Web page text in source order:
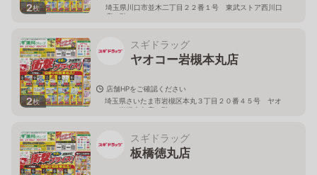
2枚
埼玉県川口市並木二丁目２２番１号 東武ストア西川口
店２階
2枚
スギドラッグ
ヤオコー岩槻本丸店
店舗HPをご確認ください
埼玉県さいたま市岩槻区本丸３丁目２０番４５号 ヤオ
コー岩槻本丸店２階
スギドラッグ
板橋徳丸店